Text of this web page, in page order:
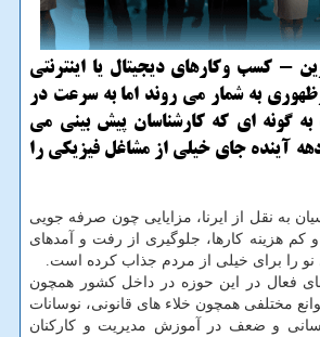
- كسب وكارهای دیجیتال یا اینترنتی
به شمار می روند اما به سرعت در
گونه ای كه كارشناسان پیش بینی می
ظرف یك تا 2 دهه آینده جای خیلی از مشاغل فیزیكی را
به نقل از ایرنا، مزایایی چون صرفه جویی
كم هزینه كارها، جلوگیری از رفت و آمدهای
را برای خیلی از مردم جذاب كرده است.
فعال در این حوزه در داخل كشور همچون
مختلفی همچون خلاء های قانونی، نوسانات
انسانی و ضعف در آموزش مدیریت و كاركنان